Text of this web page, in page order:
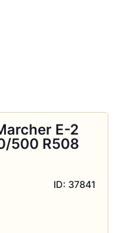
E-2
500 R508
ID: 37841